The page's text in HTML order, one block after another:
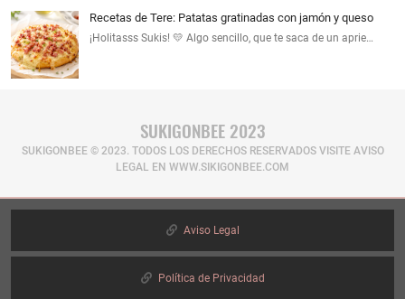
Recetas de Tere: Patatas gratinadas con jamón y queso
¡Holitasss Sukis! 💛 Algo sencillo, que te saca de un aprie…
SUKIGONBEE 2023
SUKIGONBEE © 2023. TODOS LOS DERECHOS RESERVADOS​ VISITE AVISO
LEGAL EN WWW.SIKIGONBEE.COM
Aviso Legal
Política de Privacidad